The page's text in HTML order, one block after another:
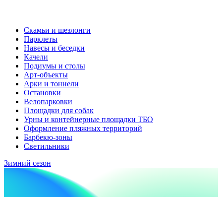
Скамьи и шезлонги
Парклеты
Навесы и беседки
Качели
Подиумы и столы
Арт-объекты
Арки и тоннели
Остановки
Велопарковки
Площадки для собак
Урны и контейнерные площадки ТБО
Оформление пляжных территорий
Барбекю-зоны
Светильники
Зимний сезон